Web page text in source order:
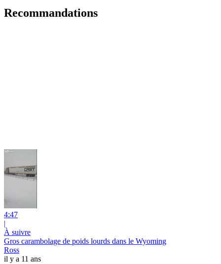
Recommandations
4:47
|
À suivre
Gros carambolage de poids lourds dans le Wyoming
Ross
il y a 11 ans